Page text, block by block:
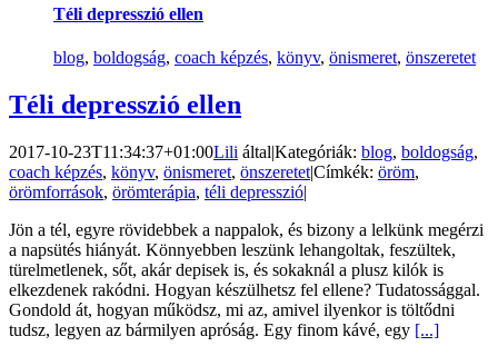
Téli depresszió ellen
blog, boldogság, coach képzés, könyv, önismeret, önszeretet
Téli depresszió ellen
2017-10-23T11:34:37+01:00Lili által|Kategóriák: blog, boldogság,
coach képzés, könyv, önismeret, önszeretet|Címkék: öröm,
örömforrások, örömterápia, téli depresszió|
Jön a tél, egyre rövidebbek a nappalok, és bizony a lelkünk megérzi
a napsütés hiányát. Könnyebben leszünk lehangoltak, feszültek,
türelmetlenek, sőt, akár depisek is, és sokaknál a plusz kilók is
elkezdenek rakódni. Hogyan készülhetsz fel ellene? Tudatossággal.
Gondold át, hogyan működsz, mi az, amivel ilyenkor is töltődni
tudsz, legyen az bármilyen apróság. Egy finom kávé, egy [...]